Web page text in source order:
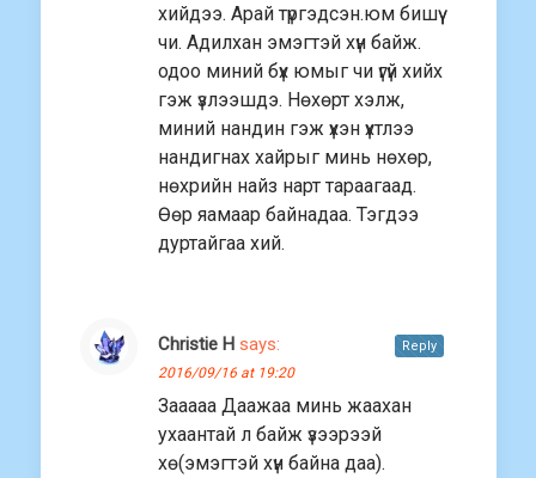
хийдээ. Арай түргэдсэн.юм бишүү
чи. Адилхан эмэгтэй хүн байж.
одоо миний бүх юмыг чи үгүй хийх
гэж үзлээшдэ. Нөхөрт хэлж,
миний нандин гэж үхэн үхтлээ
нандигнах хайрыг минь нөхөр,
нөхрийн найз нарт тараагаад.
Өөр яамаар байнадаа. Тэгдээ
дуртайгаа хий.
Christie H says:
2016/09/16 at 19:20
Зааааа Даажаа минь жаахан
ухаантай л байж үзээрээй
хө(эмэгтэй хүн байна даа).
Reply